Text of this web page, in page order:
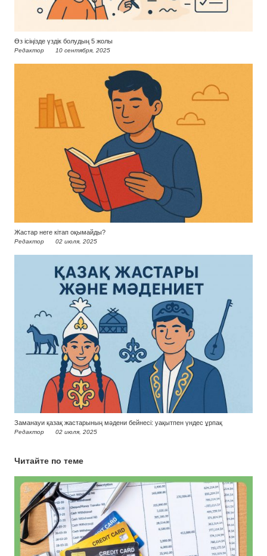
Өз ісіңізде үздік болудың 5 жолы
Редактор 10 сентября, 2025
Жастар неге кітап оқымайды?
Редактор 02 июля, 2025
Заманауи қазақ жастарының мәдени бейнесі: уақытпен үндес ұрпақ
Редактор 02 июля, 2025
Читайте по теме